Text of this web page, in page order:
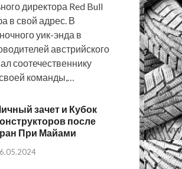
директора Red Bull
в свой адрес. В
уик-энда в
австрийского
соотечественнику
команды,…
зачет и Кубок
после
При Майами